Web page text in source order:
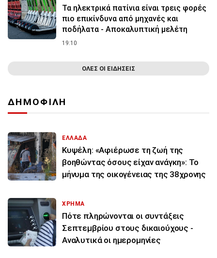
Τα ηλεκτρικά πατίνια είναι τρεις φορές
πιο επικίνδυνα από μηχανές και
ποδήλατα - Αποκαλυπτική μελέτη
19:10
ΟΛΕΣ ΟΙ ΕΙΔΗΣΕΙΣ
ΔΗΜΟΦΙΛΗ
ΕΛΛΑΔΑ
Κυψέλη: «Αφιέρωσε τη ζωή της
βοηθώντας όσους είχαν ανάγκη»: Το
μήνυμα της οικογένειας της 38χρονης
ΧΡΗΜΑ
Πότε πληρώνονται οι συντάξεις
Σεπτεμβρίου στους δικαιούχους -
Αναλυτικά οι ημερομηνίες